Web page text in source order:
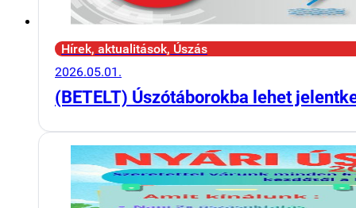
Hírek, aktualitások, Úszás
2026.05.01.
(BETELT) Úszótáborokba lehet